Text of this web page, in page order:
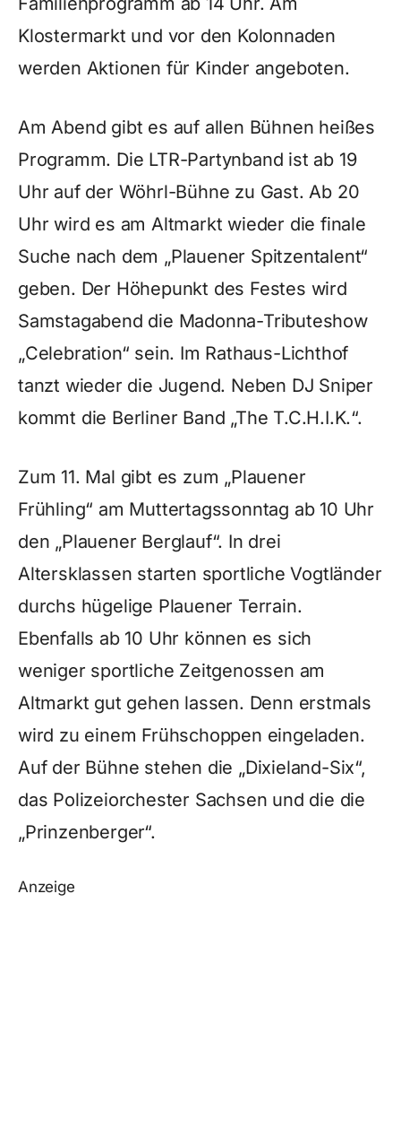
Klostermarkt und vor den Kolonnaden
werden Aktionen für Kinder angeboten.
Am Abend gibt es auf allen Bühnen heißes
Programm. Die LTR-Partynband ist ab 19
Uhr auf der Wöhrl-Bühne zu Gast. Ab 20
Uhr wird es am Altmarkt wieder die finale
Suche nach dem „Plauener Spitzentalent“
geben. Der Höhepunkt des Festes wird
Samstagabend die Madonna-Tributeshow
„Celebration“ sein. Im Rathaus-Lichthof
tanzt wieder die Jugend. Neben DJ Sniper
kommt die Berliner Band „The T.C.H.I.K.“.
Zum 11. Mal gibt es zum „Plauener
Frühling“ am Muttertagssonntag ab 10 Uhr
den „Plauener Berglauf“. In drei
Altersklassen starten sportliche Vogtländer
durchs hügelige Plauener Terrain.
Ebenfalls ab 10 Uhr können es sich
weniger sportliche Zeitgenossen am
Altmarkt gut gehen lassen. Denn erstmals
wird zu einem Frühschoppen eingeladen.
Auf der Bühne stehen die „Dixieland-Six“,
das Polizeiorchester Sachsen und die die
„Prinzenberger“.
Anzeige